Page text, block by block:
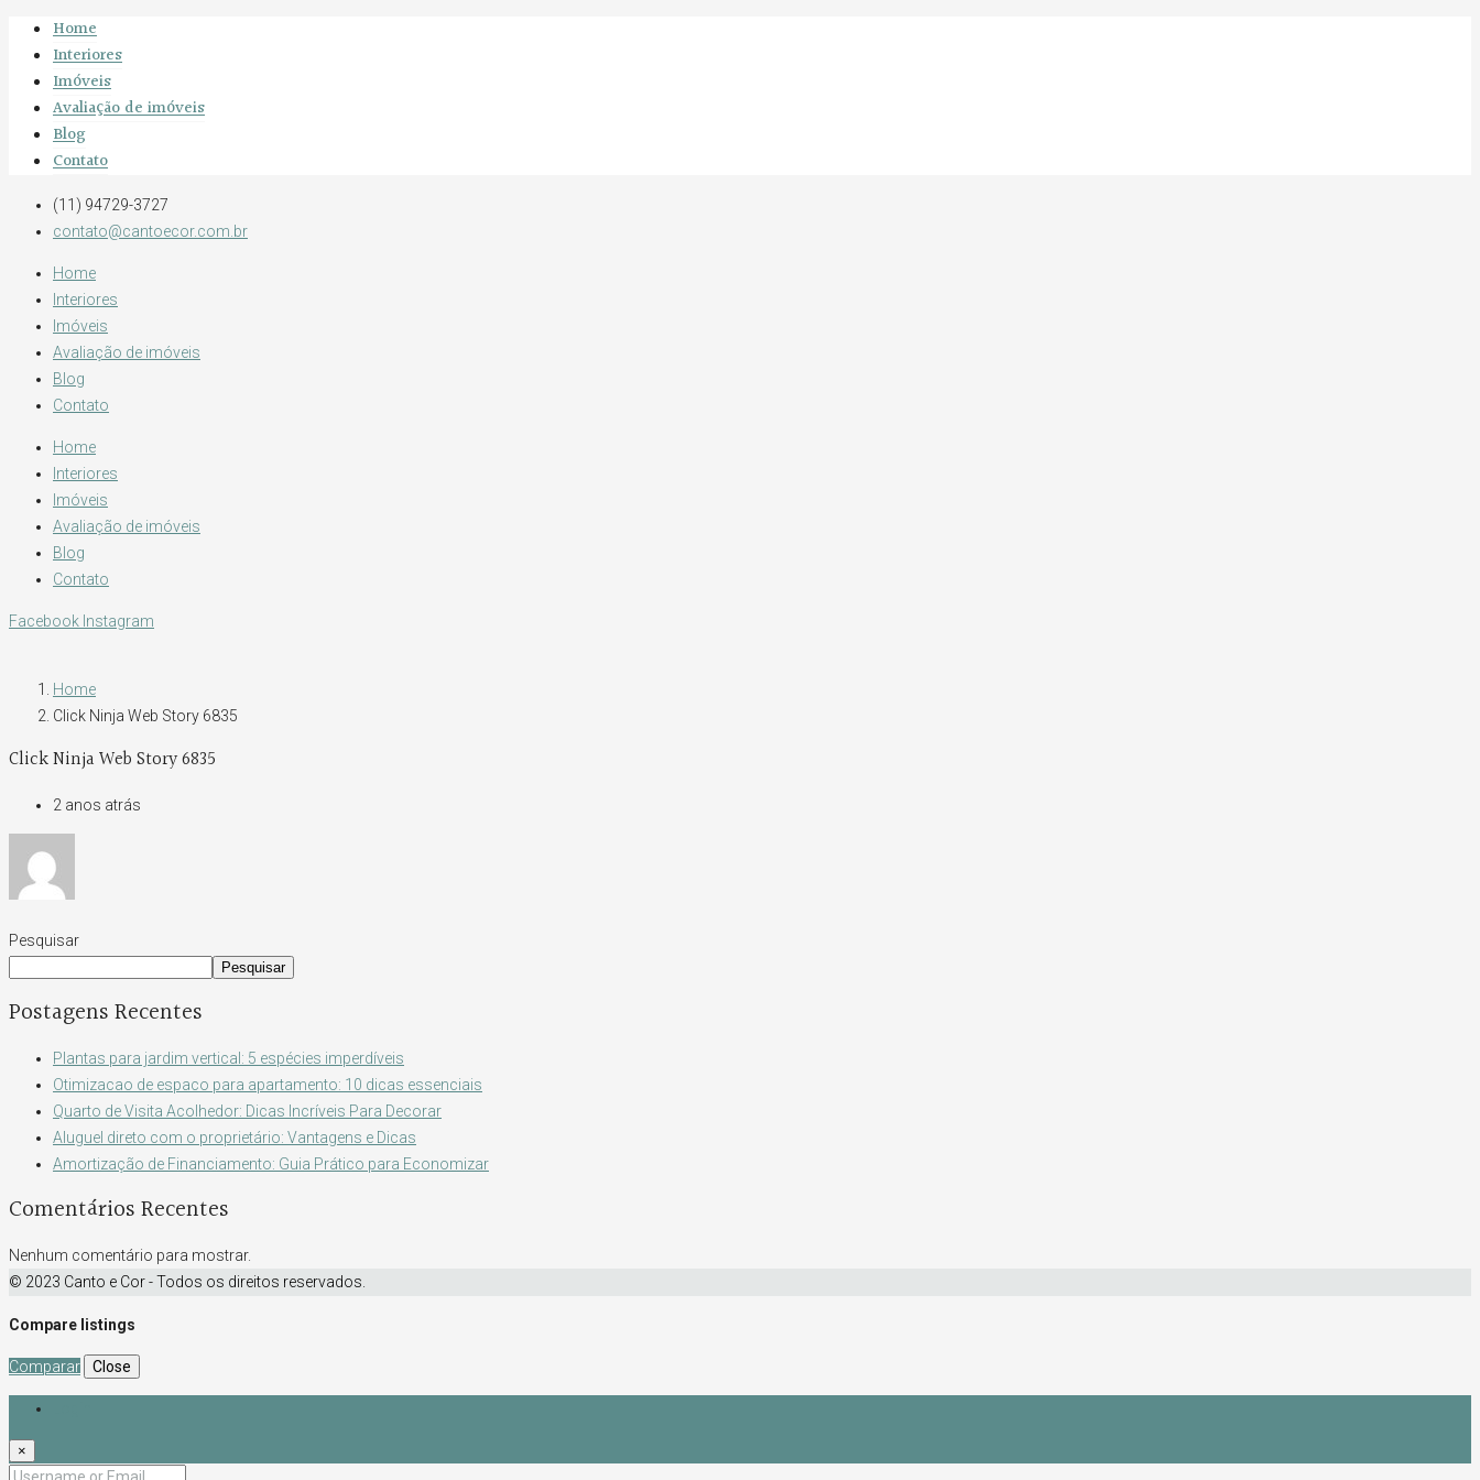
Home
Interiores
Imóveis
Avaliação de imóveis
Blog
Contato
(11) 94729-3727
contato@cantoecor.com.br
Home
Interiores
Imóveis
Avaliação de imóveis
Blog
Contato
Home
Interiores
Imóveis
Avaliação de imóveis
Blog
Contato
Facebook Instagram
Home
Click Ninja Web Story 6835
Click Ninja Web Story 6835
2 anos atrás
Pesquisar
Pesquisar
Postagens Recentes
Plantas para jardim vertical: 5 espécies imperdíveis
Otimizacao de espaco para apartamento: 10 dicas essenciais
Quarto de Visita Acolhedor: Dicas Incríveis Para Decorar
Aluguel direto com o proprietário: Vantagens e Dicas
Amortização de Financiamento: Guia Prático para Economizar
Comentários Recentes
Nenhum comentário para mostrar.
© 2023 Canto e Cor - Todos os direitos reservados.
Compare listings
Comparar Close
×